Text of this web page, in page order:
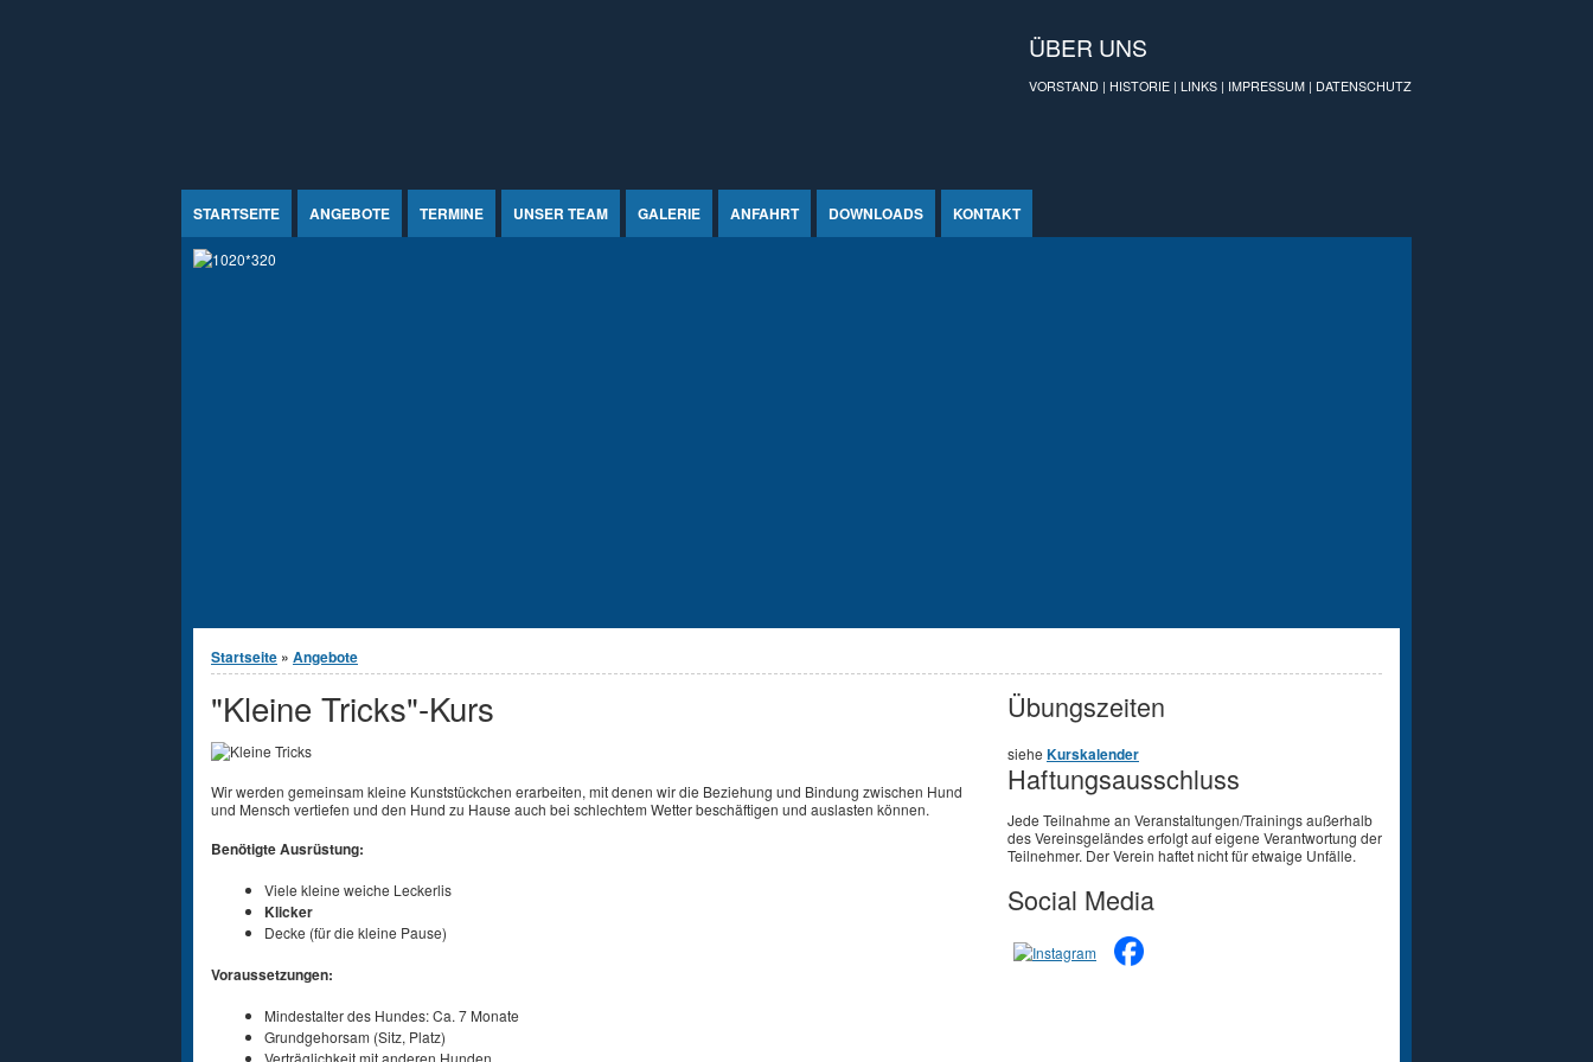
ÜBER UNS
VORSTAND | HISTORIE | LINKS | IMPRESSUM | DATENSCHUTZ
STARTSEITE ANGEBOTE TERMINE UNSER TEAM GALERIE ANFAHRT DOWNLOADS KONTAKT
Sie sind hier
Startseite » Angebote
"Kleine Tricks"-Kurs
Wir werden gemeinsam kleine Kunststückchen erarbeiten, mit denen wir die Beziehung und Bindung zwischen Hund
und Mensch vertiefen und den Hund zu Hause auch bei schlechtem Wetter beschäftigen und auslasten können.
Benötigte Ausrüstung:
Viele kleine weiche Leckerlis
Klicker
Decke (für die kleine Pause)
Voraussetzungen:
Mindestalter des Hundes: Ca. 7 Monate
Grundgehorsam (Sitz, Platz)
Verträglichkeit mit anderen Hunden
Übungszeiten
siehe Kurskalender
Haftungsausschluss
Jede Teilnahme an Veranstaltungen/Trainings außerhalb
des Vereinsgeländes erfolgt auf eigene Verantwortung der
Teilnehmer. Der Verein haftet nicht für etwaige Unfälle.
Social Media